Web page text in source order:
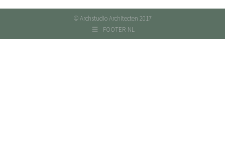
© Archstudio Architecten 2017
FOOTER-NL